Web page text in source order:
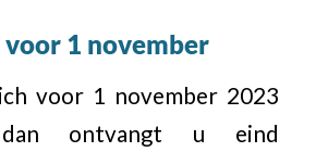
1 november
voor 1 november 2023
dan ontvangt u eind